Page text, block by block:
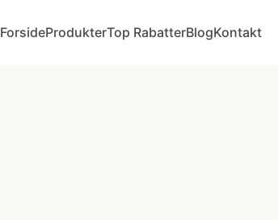
ForsideProdukterTop RabatterBlogKontakt